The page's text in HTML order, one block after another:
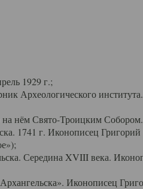
1929 г.;
Археологического
нём Свято-Троицким
1741 г. Иконописец
Середина XVIII века.
Иконописец